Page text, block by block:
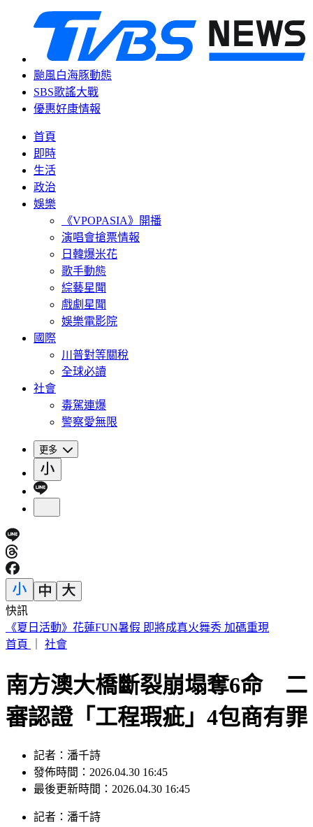
颱風白海豚動態
SBS歌謠大戰
優惠好康情報
首頁
即時
生活
政治
娛樂
《VPOPASIA》開播
演唱會搶票情報
日韓爆米花
歌手動態
綜藝星聞
戲劇星聞
娛樂電影院
國際
川普對等關稅
全球必讀
社會
毒駕連爆
警察愛無限
更多
快訊
舊iPhone能換錢！一次16款「身價大增值」 最新方案升級
首頁
社會
南方澳大橋斷裂崩塌奪6命 二
審認證「工程瑕疵」4包商有罪
記者：潘千詩
發佈時間：2026.04.30 16:45
最後更新時間：2026.04.30 16:45
記者 ： 潘千詩